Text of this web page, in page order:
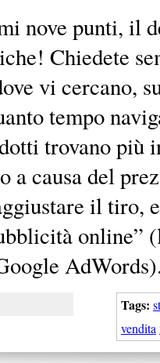
nove punti, il
Chiedete
vi cercano,
tempo
trovano più
a causa del
il tiro,
online”
Tags:
vendita